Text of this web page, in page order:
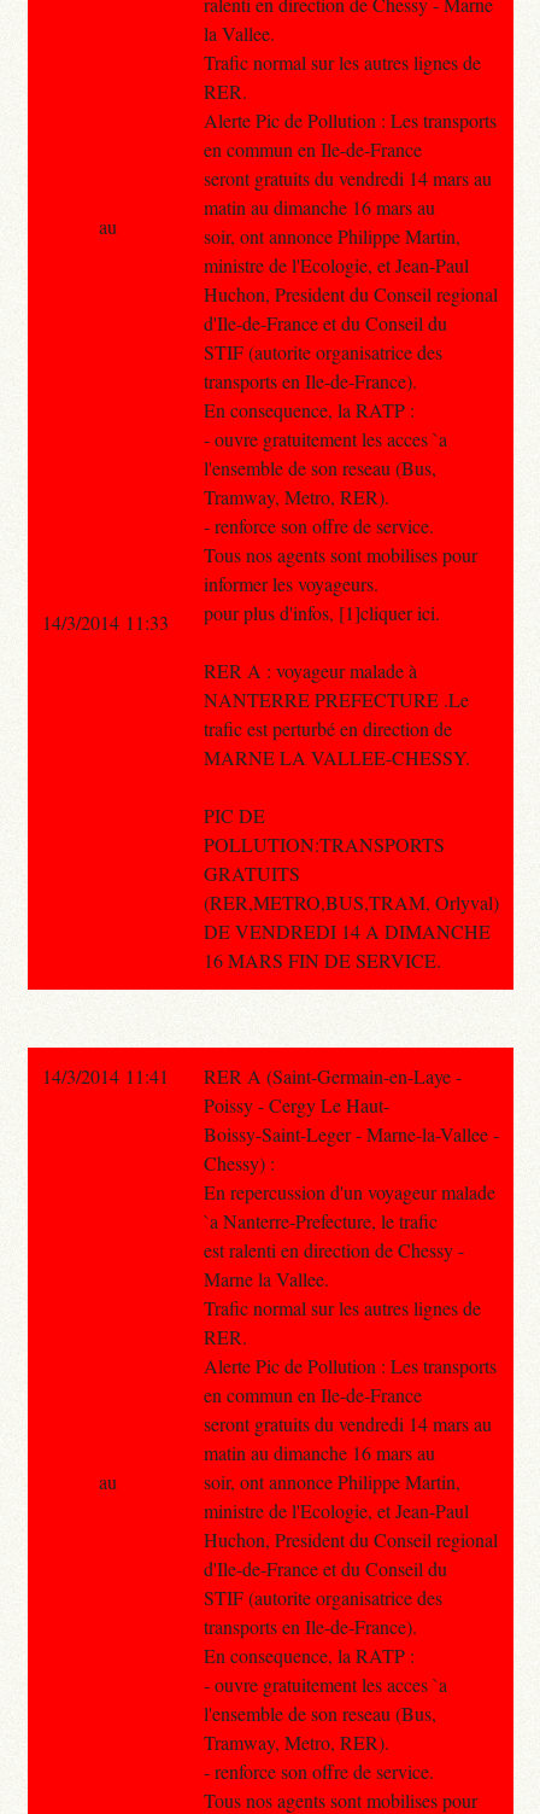
la Vallee.
Trafic normal sur les autres lignes de
RER.
Alerte Pic de Pollution : Les transports
en commun en Ile-de-France
seront gratuits du vendredi 14 mars au
matin au dimanche 16 mars au
soir, ont annonce Philippe Martin,
ministre de l'Ecologie, et Jean-Paul
Huchon, President du Conseil regional
d'Ile-de-France et du Conseil du
STIF (autorite organisatrice des
transports en Ile-de-France).
En consequence, la RATP :
- ouvre gratuitement les acces `a
l'ensemble de son reseau (Bus,
Tramway, Metro, RER).
- renforce son offre de service.
Tous nos agents sont mobilises pour
informer les voyageurs.
pour plus d'infos, [1]cliquer ici.
RER A : voyageur malade à
NANTERRE PREFECTURE .Le
trafic est perturbé en direction de
MARNE LA VALLEE-CHESSY.
PIC DE
POLLUTION:TRANSPORTS
GRATUITS
(RER,METRO,BUS,TRAM, Orlyval)
DE VENDREDI 14 A DIMANCHE
16 MARS FIN DE SERVICE.
au
14/3/2014 11:33
14/3/2014 11:41
RER A (Saint-Germain-en-Laye -
Poissy - Cergy Le Haut-
Boissy-Saint-Leger - Marne-la-Vallee -
Chessy) :
En repercussion d'un voyageur malade
`a Nanterre-Prefecture, le trafic
est ralenti en direction de Chessy -
Marne la Vallee.
Trafic normal sur les autres lignes de
RER.
Alerte Pic de Pollution : Les transports
en commun en Ile-de-France
seront gratuits du vendredi 14 mars au
matin au dimanche 16 mars au
soir, ont annonce Philippe Martin,
ministre de l'Ecologie, et Jean-Paul
Huchon, President du Conseil regional
d'Ile-de-France et du Conseil du
STIF (autorite organisatrice des
transports en Ile-de-France).
En consequence, la RATP :
- ouvre gratuitement les acces `a
l'ensemble de son reseau (Bus,
Tramway, Metro, RER).
- renforce son offre de service.
Tous nos agents sont mobilises pour
au